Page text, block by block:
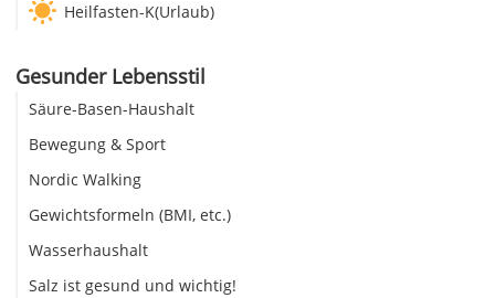
Heilfasten-K(Urlaub)
Gesunder Lebensstil
Säure-Basen-Haushalt
Bewegung & Sport
Nordic Walking
Gewichtsformeln (BMI, etc.)
Wasserhaushalt
Salz ist gesund und wichtig!